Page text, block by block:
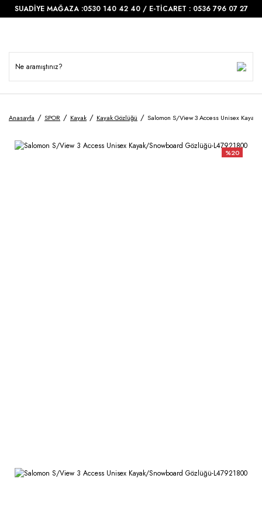
SUADİYE MAĞAZA :0530 140 42 40 / E-TİCARET : 0536 796 07 27
Anasayfa SPOR Kayak Kayak Gözlüğü Salomon S/View 3 Access Unisex
%20